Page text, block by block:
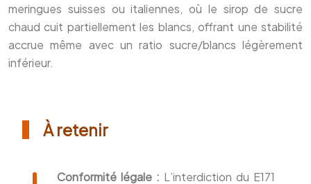
meringues suisses ou italiennes, où le sirop de sucre
chaud cuit partiellement les blancs, offrant une stabilité
accrue même avec un ratio sucre/blancs légèrement
inférieur.
À retenir
Conformité légale : L’interdiction du E171